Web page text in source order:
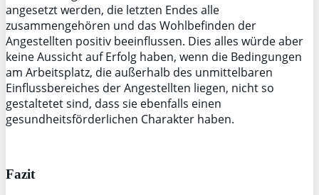
angesetzt werden, die letzten Endes alle
zusammengehören und das Wohlbefinden der
Angestellten positiv beeinflussen. Dies alles würde aber
keine Aussicht auf Erfolg haben, wenn die Bedingungen
am Arbeitsplatz, die außerhalb des unmittelbaren
Einflussbereiches der Angestellten liegen, nicht so
gestaltetet sind, dass sie ebenfalls einen
gesundheitsförderlichen Charakter haben.
Fazit